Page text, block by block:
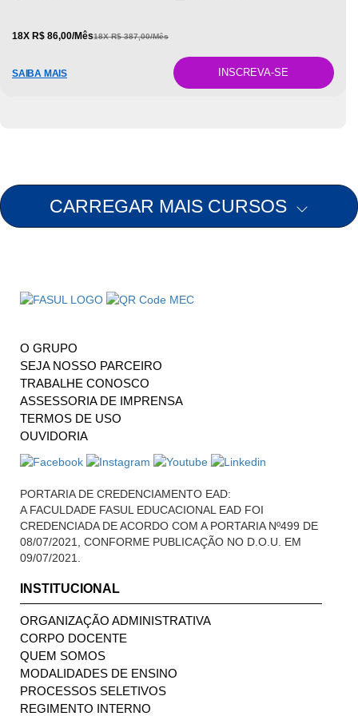
18X R$ 86,00/Mês18X R$ 387,00/Mês
SAIBA MAIS INSCREVA-SE
CARREGAR MAIS CURSOS
O GRUPO
SEJA NOSSO PARCEIRO
TRABALHE CONOSCO
ASSESSORIA DE IMPRENSA
TERMOS DE USO
OUVIDORIA
PORTARIA DE CREDENCIAMENTO EAD:
A FACULDADE FASUL EDUCACIONAL EAD FOI
CREDENCIADA DE ACORDO COM A PORTARIA Nº499 DE
08/07/2021, CONFORME PUBLICAÇÃO NO D.O.U. EM
09/07/2021.
INSTITUCIONAL
ORGANIZAÇÃO ADMINISTRATIVA
CORPO DOCENTE
QUEM SOMOS
MODALIDADES DE ENSINO
PROCESSOS SELETIVOS
REGIMENTO INTERNO